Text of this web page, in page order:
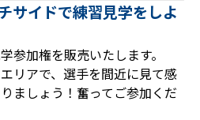
サイドで練習見学をしよ
参加権を販売いたします。
リアで、選手を間近に見て感
ましょう！奮ってご参加くだ